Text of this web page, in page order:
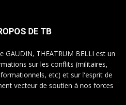
DE TB
GAUDIN, THEATRUM BELLI est un
sur les conflits (militaires,
etc) et sur l'esprit de
vecteur de soutien à nos forces